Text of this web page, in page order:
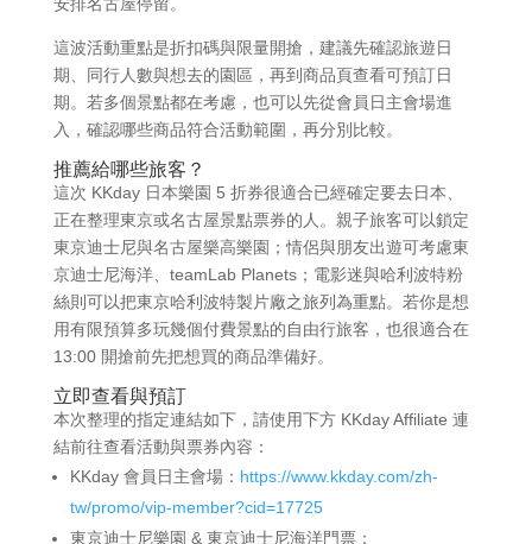
這波活動重點是折扣碼與限量開搶，建議先確認旅遊日
期、同行人數與想去的園區，再到商品頁查看可預訂日
期。若多個景點都在考慮，也可以先從會員日主會場進
入，確認哪些商品符合活動範圍，再分別比較。
推薦給哪些旅客？
這次 KKday 日本樂園 5 折券很適合已經確定要去日本、
正在整理東京或名古屋景點票券的人。親子旅客可以鎖定
東京迪士尼與名古屋樂高樂園；情侶與朋友出遊可考慮東
京迪士尼海洋、teamLab Planets；電影迷與哈利波特粉
絲則可以把東京哈利波特製片廠之旅列為重點。若你是想
用有限預算多玩幾個付費景點的自由行旅客，也很適合在
13:00 開搶前先把想買的商品準備好。
立即查看與預訂
本次整理的指定連結如下，請使用下方 KKday Affiliate 連
結前往查看活動與票券內容：
KKday 會員日主會場： https://www.kkday.com/zh-
tw/promo/vip-member?cid=17725
東京迪士尼樂園 & 東京迪士尼海洋門票：